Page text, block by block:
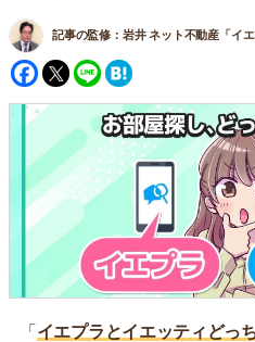
記事の監修： 岩井 ネット不動産「イ
Facebook
Twitter
Line
「 イエプラとイエッティどっ